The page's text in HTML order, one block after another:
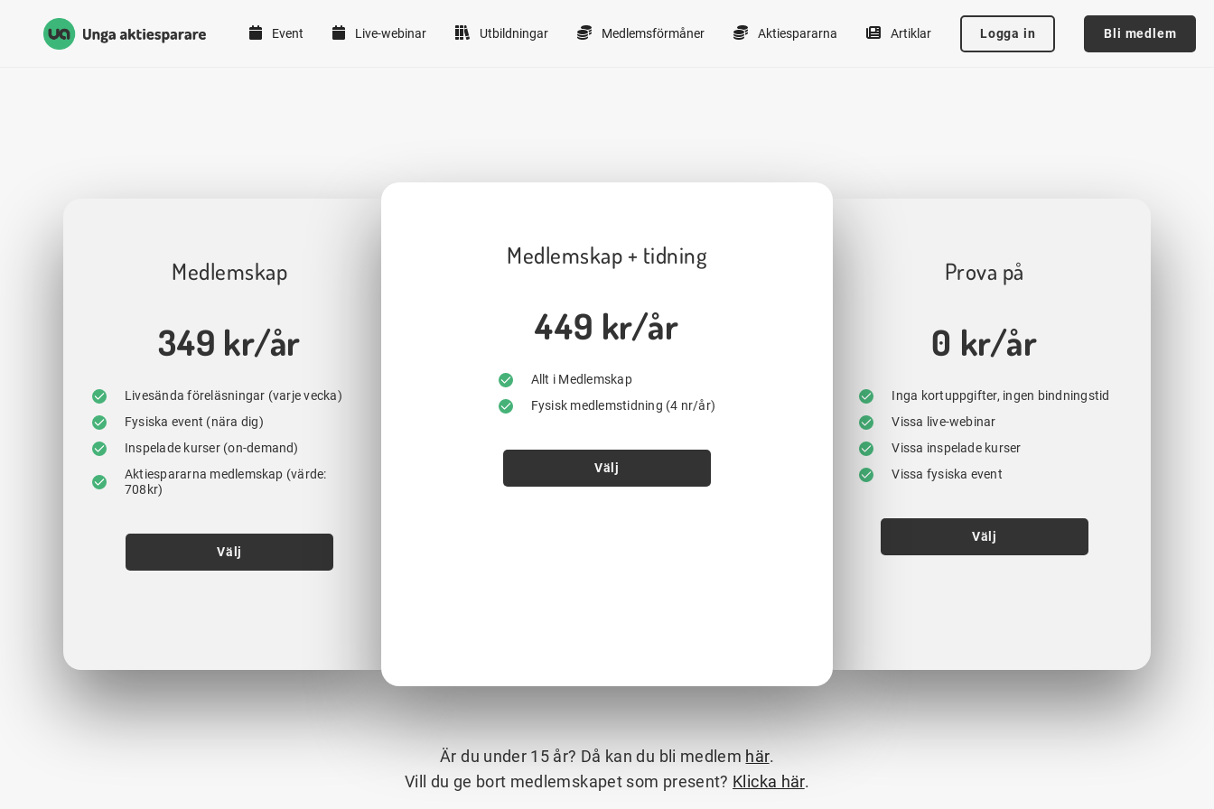
Unga Aktiesparare
Event Live-webinar Utbildningar Medlemsförmåner Aktiespararna Artiklar Logga in Bli medlem
Medlemskap
349 kr/år
Livesända föreläsningar (varje vecka)
Fysiska event (nära dig)
Inspelade kurser (on-demand)
Aktiespararna medlemskap (värde:
708kr)
Välj
Medlemskap + tidning
449 kr/år
Allt i Medlemskap
Fysisk medlemstidning (4 nr/år)
Välj
Prova på
0 kr/år
Inga kortuppgifter, ingen bindningstid
Vissa live-webinar
Vissa inspelade kurser
Vissa fysiska event
Välj
Är du under 15 år? Då kan du bli medlem här.
Vill du ge bort medlemskapet som present? Klicka här.